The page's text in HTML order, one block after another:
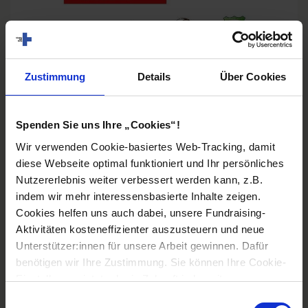
Zustimmung Details Über Cookies
Spenden Sie uns Ihre „Cookies“!
Wir verwenden Cookie-basiertes Web-Tracking, damit
diese Webseite optimal funktioniert und Ihr persönliches
Nutzererlebnis weiter verbessert werden kann, z.B.
indem wir mehr interessensbasierte Inhalte zeigen.
Cookies helfen uns auch dabei, unsere Fundraising-
Aktivitäten kosteneffizienter auszusteuern und neue
Unterstützer:innen für unsere Arbeit gewinnen. Dafür
benötigen wir Ihre Zustimmung. Sie können Ihre Cookie-
Einstellungen jetzt oder in Zukunft jederzeit anpassen.
Unternehmensplakat (Foto: privat)
Zukunftspläne
Äthiopien ist das Ursprungsland des Kaffees. 95 Prozent
der Äthiopierinnen und Äthiopier trinken ihn. Das hat
den 40-Jährigen auf eine neue Geschäftsidee gebracht:
„Meine Vision ist es, in Äthiopien ein florierendes
Kaffeegeschäft aufzubauen und dabei das reiche
Kaffee-Erbe meines Heimatlandes zu nutzen. Auf einer
eigenen Kaffeeplantage möchte ich ökologisch
nachhaltige Verfahren für qualitativ hochwertige Bohnen
anwenden. Eine Verarbeitungsanlage wird sie von der